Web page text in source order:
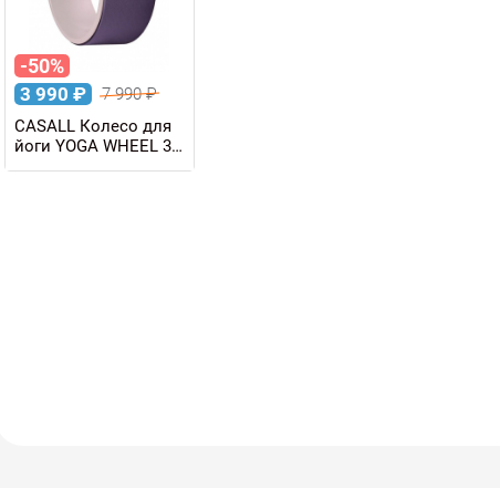
-50%
3 990 ₽ 7 990₽
CASALL Колесо для
йоги YOGA WHEEL 30
см